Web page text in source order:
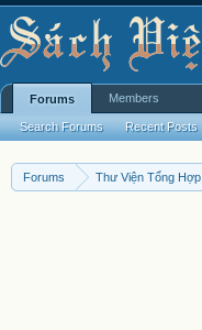
Forums Thư Viện Tổng Hợp
Forums
Search Forums Recent Posts
Members